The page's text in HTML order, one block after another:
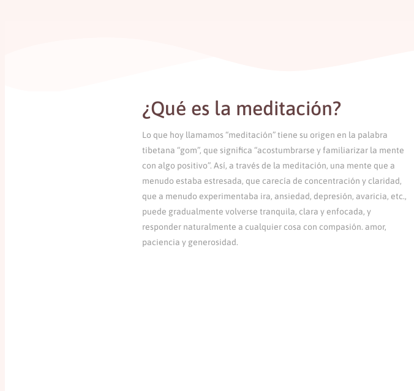
¿Qué es la meditación?
Lo que hoy llamamos “meditación” tiene su origen en la palabra
tibetana “gom”, que significa “acostumbrarse y familiarizar la mente
con algo positivo”. Así, a través de la meditación, una mente que a
menudo estaba estresada, que carecía de concentración y claridad,
que a menudo experimentaba ira, ansiedad, depresión, avaricia, etc.,
puede gradualmente volverse tranquila, clara y enfocada, y
responder naturalmente a cualquier cosa con compasión. amor,
paciencia y generosidad.